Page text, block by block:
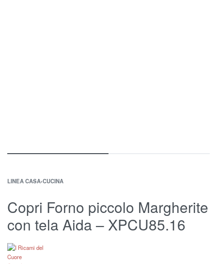
LINEA CASA›CUCINA
Copri Forno piccolo Margherite
con tela Aida – XPCU85.16